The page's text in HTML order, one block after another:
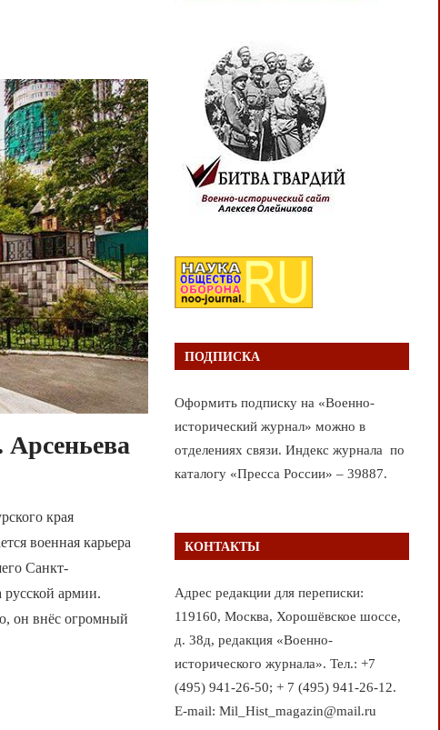
края
военная карьера
Санкт-
русской армии.
он внёс огромный
ПОДПИСКА
Оформить подписку на «Военно-
исторический журнал» можно в
отделениях связи. Индекс журнала по
каталогу «Пресса России» – 39887.
КОНТАКТЫ
Адрес редакции для переписки:
119160, Москва, Хорошёвское шоссе,
д. 38д, редакция «Военно-
исторического журнала». Тел.: +7
(495) 941-26-50; + 7 (495) 941-26-12.
E-mail: Mil_Hist_magazin@mail.ru